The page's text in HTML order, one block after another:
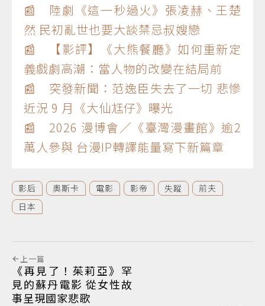
📰 陸劇《這一秒過火》張凌赫、王楚
然 民初亂世也要大談禁忌叔嫂戀
📰 【影評】《大熊餐廳》如何重新定
義戲劇高潮：當人物的改變在結局前
📰 突發新聞：范逸臣失去了一切 悲慘
近況 9 月《大仙尪仔》曝光
📰 2026 漫博會／《臺灣漫畫館》逾2
萬人參與 台漫IP轉譯能量寫下新篇章
影后 奧斯卡 電影 影帝 失蹤
前夫
日本
上一篇
《再見了！茱莉亞》罕
見的蘇丹電影 從女性故
事呈現國家悲歌